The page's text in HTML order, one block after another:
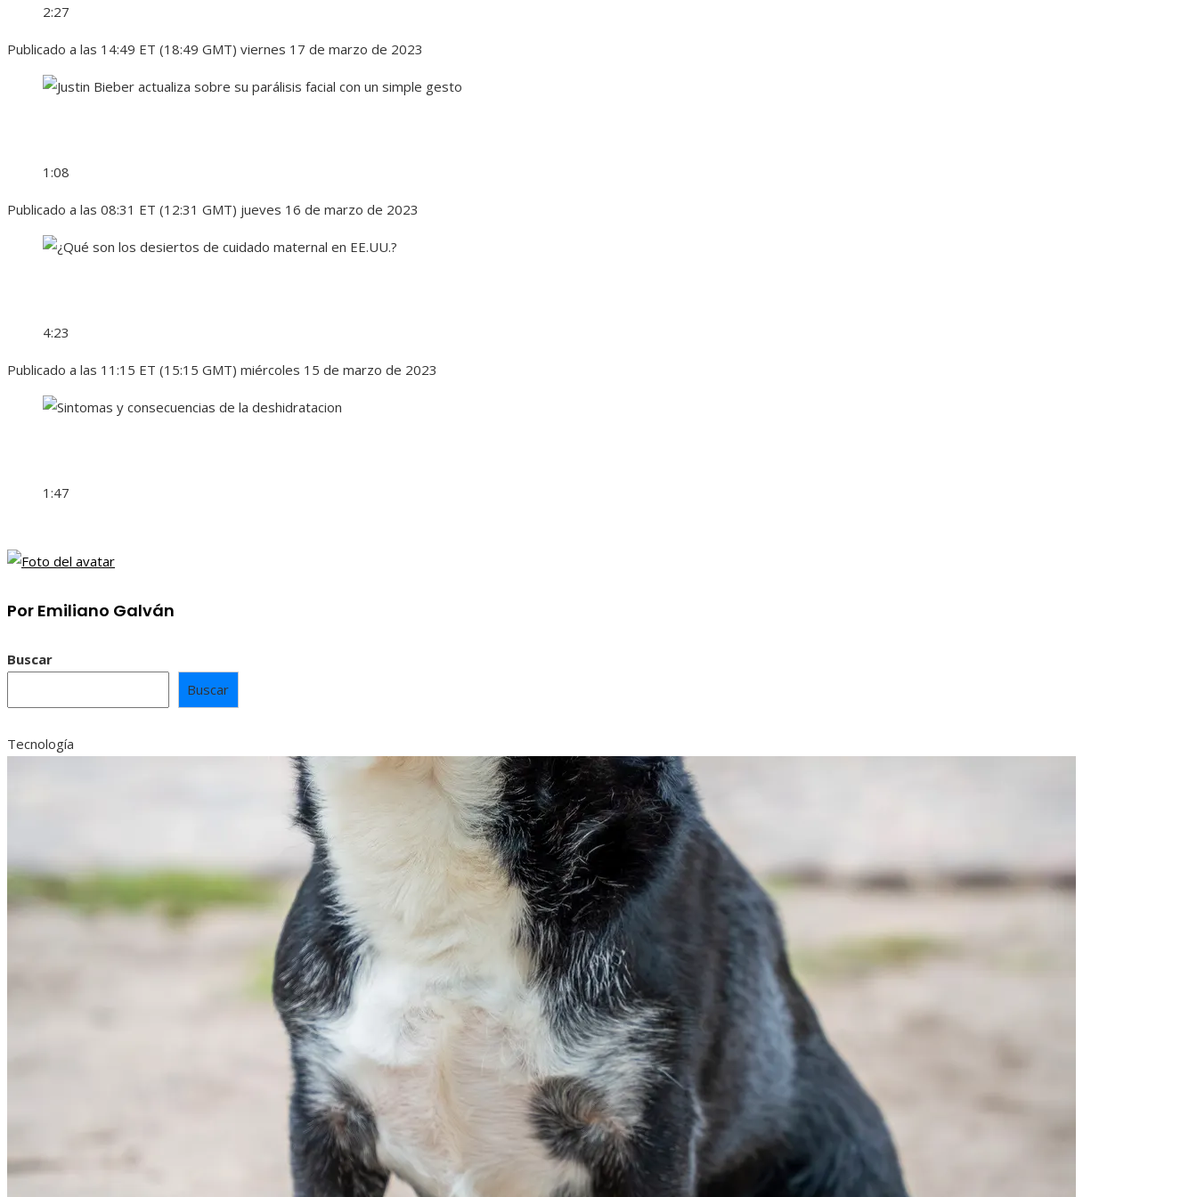
2:27
Publicado a las 14:49 ET (18:49 GMT) viernes 17 de marzo de 2023
1:08
Publicado a las 08:31 ET (12:31 GMT) jueves 16 de marzo de 2023
4:23
Publicado a las 11:15 ET (15:15 GMT) miércoles 15 de marzo de 2023
1:47
Por Emiliano Galván
Buscar
Buscar
Tecnología